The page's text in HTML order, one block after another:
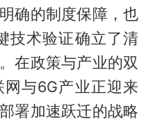
确的制度保障，也
技术验证确立了清
在政策与产业的双
与6G产业正迎来
署加速跃迁的战略